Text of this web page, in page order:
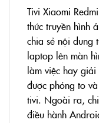
Tivi Xiaomi
thức truyền hình
chia sẻ nội dung
laptop lên màn
làm việc hay
được phóng to
tivi. Ngoài ra,
điều hành